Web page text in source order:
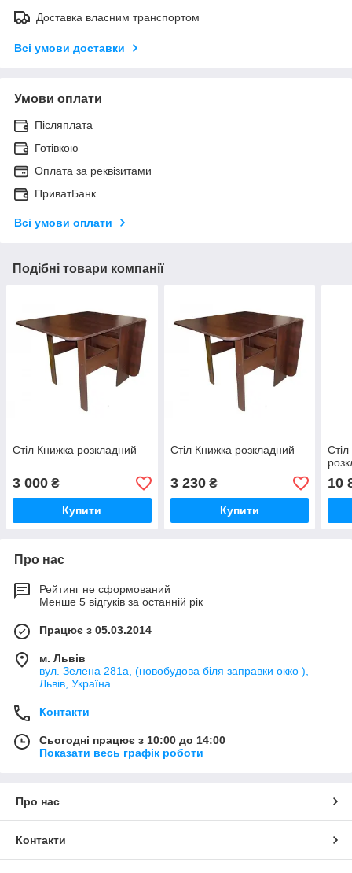
Доставка власним транспортом
Всі умови доставки
Умови оплати
Післяплата
Готівкою
Оплата за реквізитами
ПриватБанк
Всі умови оплати
Подібні товари компанії
Стіл Книжка розкладний
3 000 ₴
Купити
Стіл Книжка розкладний
3 230₴
Купити
10
Про нас
Рейтинг не сформований
Менше 5 відгуків за останній рік
Працює з 05.03.2014
м. Львів
вул. Зелена 281а, (новобудова біля заправки окко ),
Львів, Україна
Контакти
Сьогодні працює з 10:00 до 14:00
Показати весь графік роботи
Про нас
Контакти